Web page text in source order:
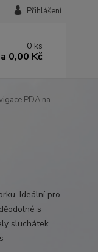
Přihlášení
0 ks
0,00 Kč
PDA na
Ideální pro
s
sluchátek